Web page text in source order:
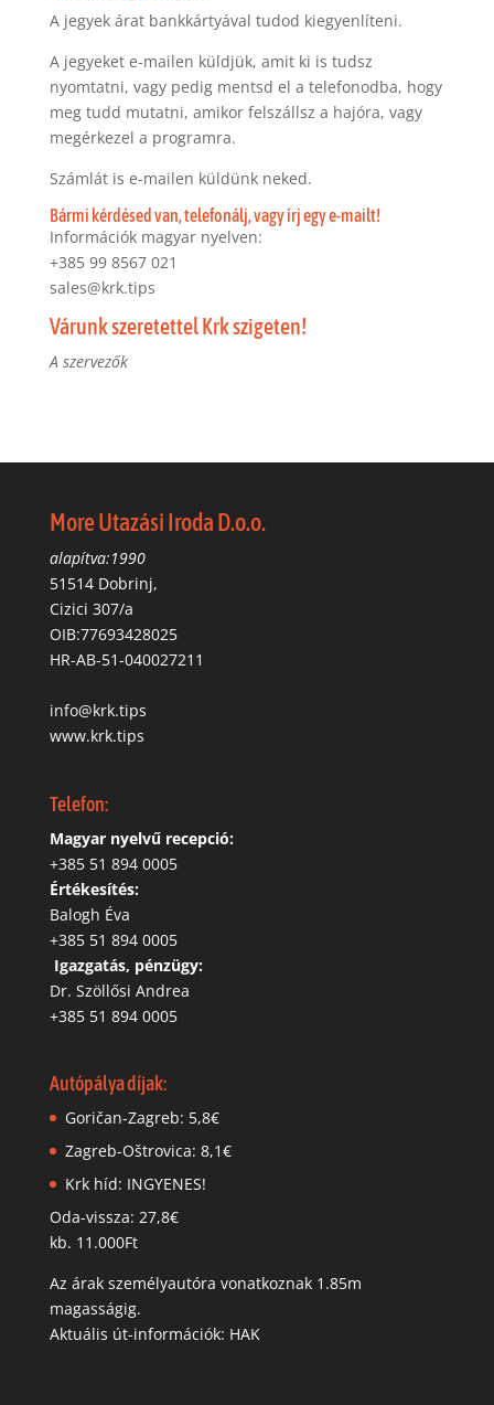
A jegyek árat bankkártyával tudod kiegyenlíteni.
A jegyeket e-mailen küldjük, amit ki is tudsz
nyomtatni, vagy pedig mentsd el a telefonodba, hogy
meg tudd mutatni, amikor felszállsz a hajóra, vagy
megérkezel a programra.
Számlát is e-mailen küldünk neked.
Bármi kérdésed van, telefonálj, vagy írj egy e-mailt!
Információk magyar nyelven:
+385 99 8567 021
sales@krk.tips
Várunk szeretettel Krk szigeten!
A szervezők
More Utazási Iroda D.o.o.
alapítva:1990
51514 Dobrinj,
Cizici 307/a
OIB:77693428025
HR-AB-51-040027211
info@krk.tips
www.krk.tips
Telefon:
Magyar nyelvű recepció:
‭+385 51 894 0005
Értékesítés:
Balogh Éva
+385 51 894 0005
Igazgatás, pénzügy:
Dr. Szöllősi Andrea
+385 51 894 0005
Autópálya díjak:
Goričan-Zagreb: 5,8€
Zagreb-Oštrovica: 8,1€
Krk híd: INGYENES!
Oda-vissza: 27,8€
kb. 11.000Ft
Az árak személyautóra vonatkoznak 1.85m
magasságig.
Aktuális út-információk: HAK